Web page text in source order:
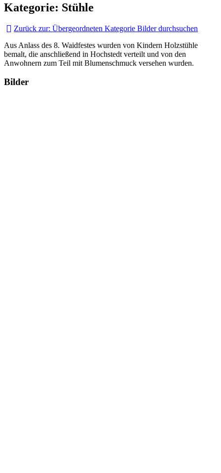
Kategorie: Stühle
Zurück zur: Übergeordneten Kategorie Bilder durchsuchen
Aus Anlass des 8. Waidfestes wurden von Kindern Holzstühle
bemalt, die anschließend in Hochstedt verteilt und von den
Anwohnern zum Teil mit Blumenschmuck versehen wurden.
Bilder